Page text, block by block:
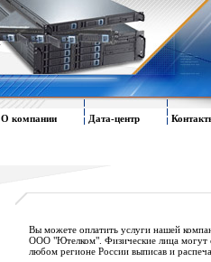
О компании Дата-центр
Вы можете оплатить услуги нашей
ООО "Ютелком". Физические лица могут
любом регионе России выписав и